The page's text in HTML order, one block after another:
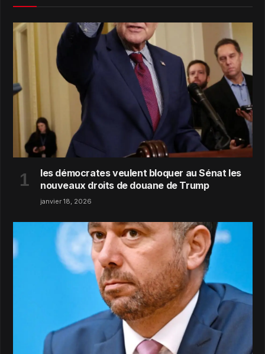
les démocrates veulent bloquer au Sénat les
nouveaux droits de douane de Trump
janvier 18, 2026